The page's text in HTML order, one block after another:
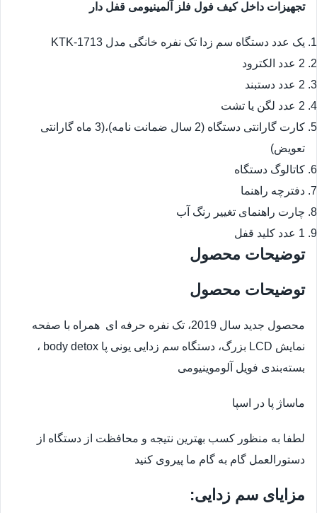
تجهیزات داخل کیف فول فلز آلمینیومی قفل دار
یک عدد دستگاه سم زدا تک نفره خانگی مدل KTK-1713
2 عدد الکترود
2 عدد دستبند
2 عدد لگن یا تشت
کارت گارانتی دستگاه (2 سال ضمانت نامه)،(3 ماه گارانتی
تعویض)
کاتالوگ دستگاه
دفترچه راهنما
چارت راهنمای تغییر رنگ آب
1 عدد کلید قفل
توضیحات محصول
توضیحات محصول
محصول جدید سال 2019، تک نفره حرفه ای همراه با صفحه
نمایش LCD بزرگ، دستگاه سم زدایی یونی پا body detox ،
بسته‌بندی فویل آلوموینیومی
ماساژ پا در اسپا
لطفا به منظور کسب بهترین نتیجه و محافظت از دستگاه از
دستورالعمل گام به گام ما پیروی کنید
مزایای سم زدایی: